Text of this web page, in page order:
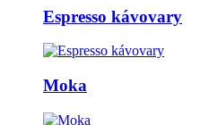
Espresso kávovary
Moka